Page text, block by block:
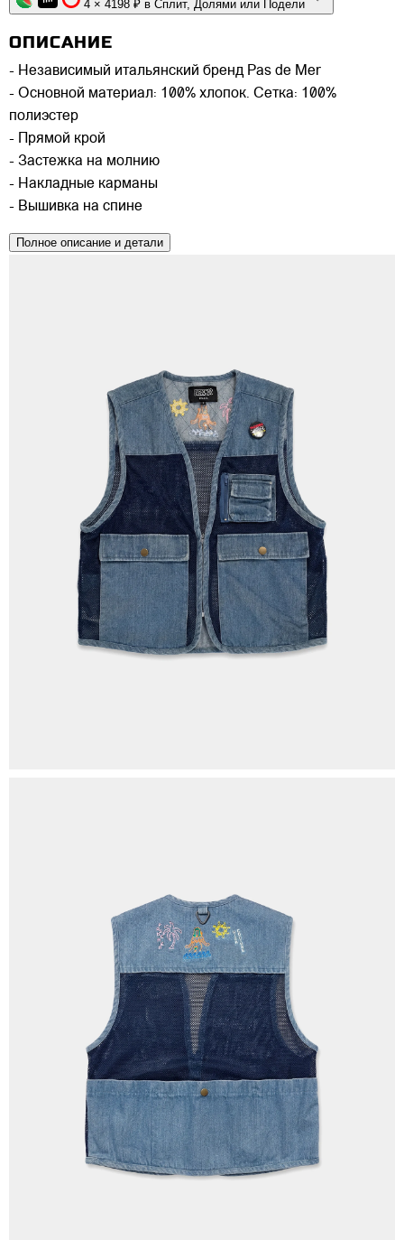
4 × 4198 ₽ в Сплит, Долями или Подели
ОПИСАНИЕ
- Независимый итальянский бренд Pas de Mer
- Основной материал: 100% хлопок. Сетка: 100%
полиэстер
- Прямой крой
- Застежка на молнию
- Накладные карманы
- Вышивка на спине
Полное описание и детали